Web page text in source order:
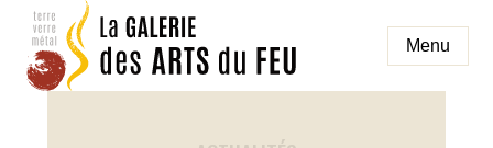
Aller
contenu
Menu